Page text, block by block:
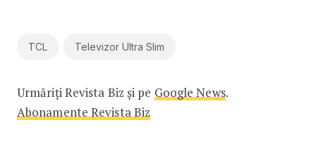
TCL Televizor Ultra Slim
Urmăriți Revista Biz și pe Google News.
Abonamente Revista Biz